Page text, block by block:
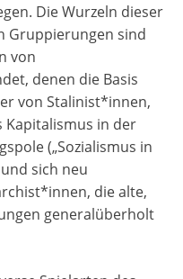
Die Wurzeln dieser
Gruppierungen sind
von
denen die Basis
von Stalinist*innen,
Kapitalismus in der
(„Sozialismus in
sich neu
die alte,
generalüberholt